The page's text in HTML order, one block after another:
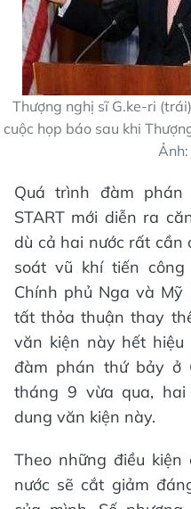
Thượng nghị sĩ G.ke-ri
cuộc họp báo sau khi
Quá trình đàm
START mới diễn ra
dù cả hai nước rất cần
soát vũ khí tiến
Chính phủ Nga và
tất thỏa thuận thay
văn kiện này hết hiệu
đàm phán thứ bảy ở
tháng 9 vừa qua,
dung văn kiện này.
Theo những điều
nước sẽ cắt giảm